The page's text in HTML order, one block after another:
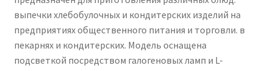
ADAPTIVE.Cooking ™
STEAM.Plus
выпечки хлебобулочных и кондитерских изделий на
предприятиях общественного питания и торговли. в
пекарнях и кондитерских. Модель оснащена
подсветкой посредством галогеновых ламп и L-